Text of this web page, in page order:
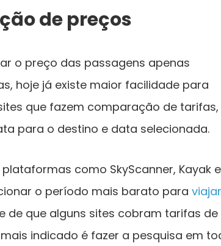
de preços
o preço das passagens apenas
hoje já existe maior facilidade para
que fazem comparação de tarifas,
para o destino e data selecionada.
como SkyScanner, Kayak e
o período mais barato para viajar
de que alguns sites cobram tarifas de
indicado é fazer a pesquisa em